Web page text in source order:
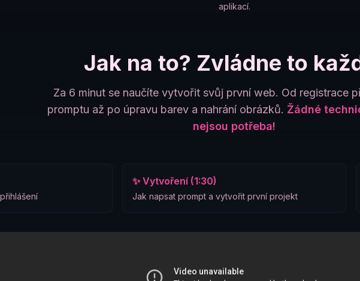
aplikací.
Jak na to? Zvládne to
Za 6 minut se naučíte vytvořit svůj první web. Od registrace
promptu až po úpravu barev a nahrání obrázků. Žádné
nejsou potřeba!
✨ Vytvoření (1:30)
Jak napsat prompt a vytvořit první projekt